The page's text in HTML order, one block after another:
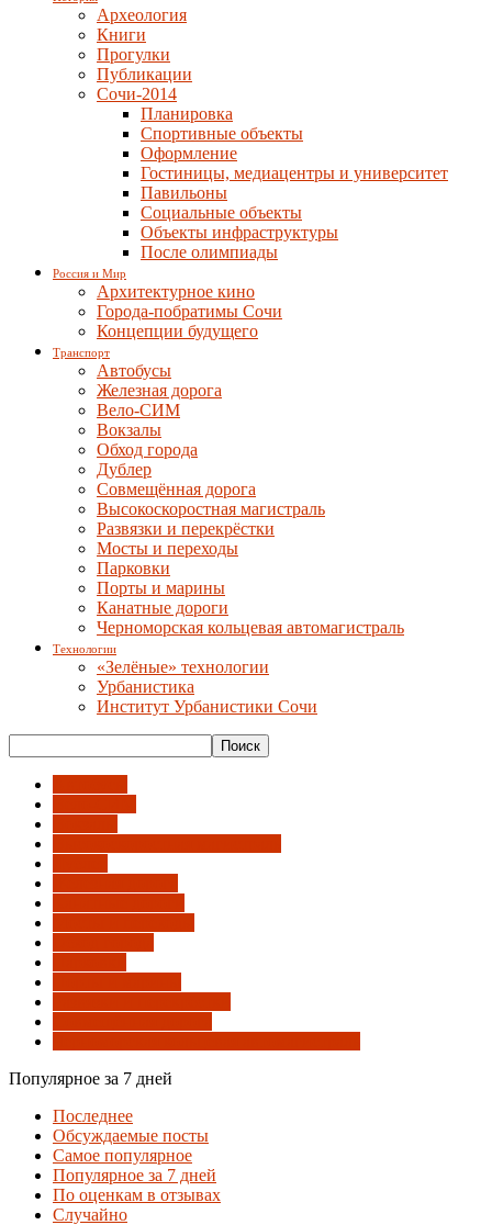
Археология
Книги
Прогулки
Публикации
Сочи-2014
Планировка
Спортивные объекты
Оформление
Гостиницы, медиацентры и университет
Павильоны
Социальные объекты
Объекты инфраструктуры
После олимпиады
Россия и Мир
Архитектурное кино
Города-побратимы Сочи
Концепции будущего
Транспорт
Автобусы
Железная дорога
Вело-СИМ
Вокзалы
Обход города
Дублер
Совмещённая дорога
Высокоскоростная магистраль
Развязки и перекрёстки
Мосты и переходы
Парковки
Порты и марины
Канатные дороги
Черноморская кольцевая автомагистраль
Технологии
«Зелёные» технологии
Урбанистика
Институт Урбанистики Сочи
Популярное за 7 дней
Последнее
Обсуждаемые посты
Самое популярное
Популярное за 7 дней
По оценкам в отзывах
Случайно